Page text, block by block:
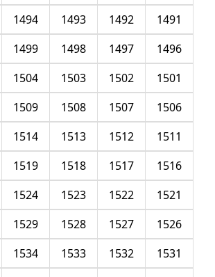
1491
1492
1493
1494
1496
1497
1498
1499
1501
1502
1503
1504
1506
1507
1508
1509
1511
1512
1513
1514
1516
1517
1518
1519
1521
1522
1523
1524
1526
1527
1528
1529
1531
1532
1533
1534